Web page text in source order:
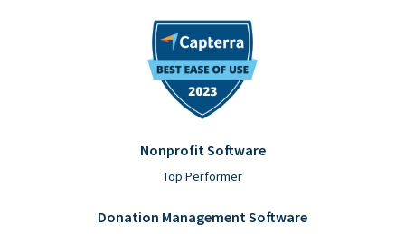
Nonprofit Software
Top Performer
Donation Management Software